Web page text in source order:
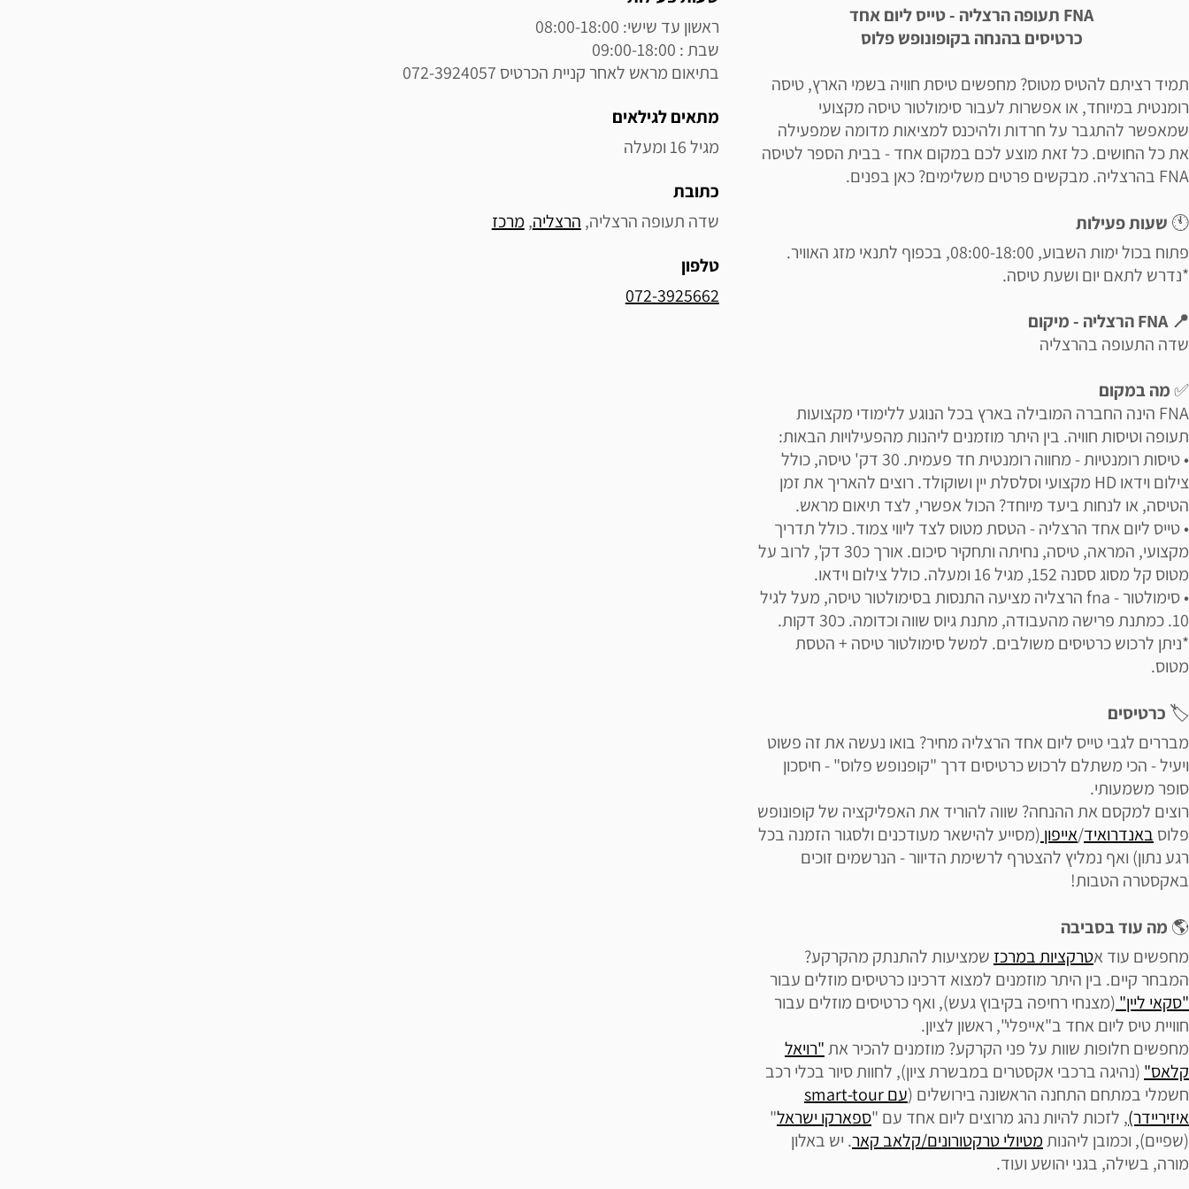
FNA תעופה הרצליה - טייס ליום אחד
כרטיסים בהנחה בקופונופש פלוס
תמיד רציתם להטיס מטוס? מחפשים טיסת חוויה בשמי הארץ, טיסה
רומנטית במיוחד, או אפשרות לעבור סימולטור טיסה מקצועי
שמאפשר להתגבר על חרדות ולהיכנס למציאות מדומה שמפעילה
את כל החושים. כל זאת מוצע לכם במקום אחד - בבית הספר לטיסה
FNA בהרצליה. מבקשים פרטים משלימים? כאן בפנים.
🕚 שעות פעילות
פתוח בכול ימות השבוע, 08:00-18:00, בכפוף לתנאי מזג האוויר.
*נדרש לתאם יום ושעת טיסה.
📍 FNA הרצליה - מיקום
שדה התעופה בהרצליה
✅מה במקום
FNA הינה החברה המובילה בארץ בכל הנוגע ללימודי מקצועות
תעופה וטיסות חוויה. בין היתר מוזמנים ליהנות מהפעילויות הבאות:
• טיסות רומנטיות - מחווה רומנטית חד פעמית. 30 דק' טיסה, כולל
צילום וידאו HD מקצועי וסלסלת יין ושוקולד. רוצים להאריך את זמן
הטיסה, או לנחות ביעד מיוחד? הכול אפשרי, לצד תיאום מראש.
• טייס ליום אחד הרצליה - הטסת מטוס לצד ליווי צמוד. כולל תדריך
מקצועי, המראה, טיסה, נחיתה ותחקיר סיכום. אורך כ30 דק', לרוב על
מטוס קל מסוג ססנה 152, מגיל 16 ומעלה. כולל צילום וידאו.
• סימולטור - fna הרצליה מציעה התנסות בסימולטור טיסה, מעל לגיל
10. כמתנת פרישה מהעבודה, מתנת גיוס שווה וכדומה. כ30 דקות.
*ניתן לרכוש כרטיסים משולבים. למשל סימולטור טיסה + הטסת
מטוס.
🏷 כרטיסים
מבררים לגבי טייס ליום אחד הרצליה מחיר? בואו נעשה את זה פשוט
ויעיל - הכי משתלם לרכוש כרטיסים דרך "קופנופש פלוס" - חיסכון
סופר משמעותי.
רוצים למקסם את ההנחה? שווה להוריד את האפליקציה של קופונופש
פלוס באנדרואיד/אייפון (מסייע להישאר מעודכנים ולסגור הזמנה בכל
רגע נתון) ואף נמליץ להצטרף לרשימת הדיוור - הנרשמים זוכים
באקסטרה הטבות!
🌎 מה עוד בסביבה
מחפשים עוד אטרקציות במרכז שמציעות להתנתק מהקרקע?
המבחר קיים. בין היתר מוזמנים למצוא דרכינו כרטיסים מוזלים עבור
"סקאי ליין" (מצנחי רחיפה בקיבוץ געש), ואף כרטיסים מוזלים עבור
חוויית טיס ליום אחד ב"אייפלי", ראשון לציון.
מחפשים חלופות שוות על פני הקרקע? מוזמנים להכיר את"רויאל
קלאס" (נהיגה ברכבי אקסטרים במבשרת ציון), לחוות סיור בכלי רכב
חשמלי במתחם התחנה הראשונה בירושלים (
עם smart-tour
איזיריידר), לזכות להיות נהג מרוצים ליום אחד עם "ספארקו ישראל"
(שפיים), וכמובן ליהנותמטיולי טרקטורונים/קלאב קאר. יש באלון
מורה, בשילה, בגני יהושע ועוד.
בתיאום מראש לאחר קניית הכרטיס 072-3924057
מתאים לגילאים
מגיל 16 ומעלה
כתובת
שדה תעופה הרצליה, הרצליה, מרכז
טלפון
072-3925662